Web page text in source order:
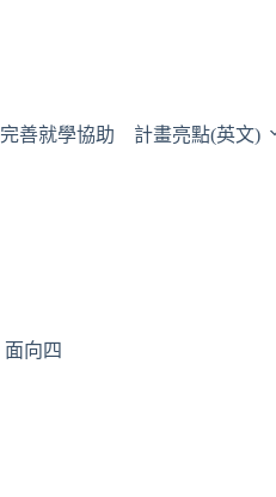
完善就學協助 計畫亮點(英文)
面向四